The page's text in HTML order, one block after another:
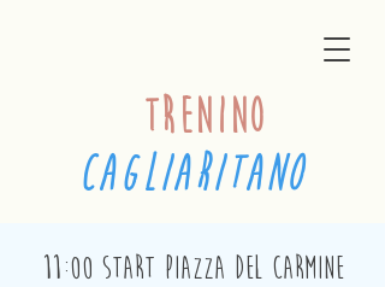
trenino
cagliaritano
11:00 Start Piazza del Carmine